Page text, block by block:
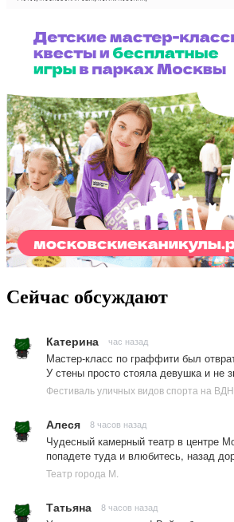
Сейчас обсуждают
Катерина час назад
Мастер-класс по граффити был
У стены просто стояла девушка и не
Фестиваль уличных видов спорта на
Алеся 8 часов назад
Чудесный камерный театр в центре
попадете туда и влюбитесь, назад
Театр города М.
Татьяна 8 часов назад